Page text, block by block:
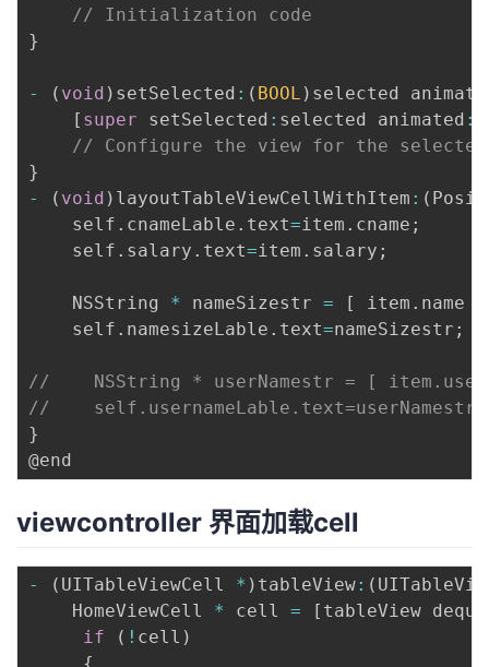
// Initialization code
}
- ( void ) setSelected : ( BOOL ) selected
[ super setSelected : selected animated :
// Configure the view for the
}
-
( void ) layoutTableViewCellWithItem : (
    self
. cnameLable . text=item . cname ;
    self
. salary . text=item . salary ;
    NSString
* nameSizestr = [ item . name
    self
. namesizeLable . text=nameSizestr ;
//    NSString * userNamestr = [
//    self.usernameLable.text=userNamestr;
}
viewcontroller 界面加载cell
- ( UITableViewCell * ) tableView: (
    HomeViewCell
* cell = [ tableView
if
( ! cell )